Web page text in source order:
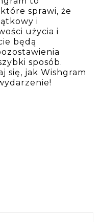
sprawi, że
i
użycia i
będą
sposób.
się, jak Wishgram